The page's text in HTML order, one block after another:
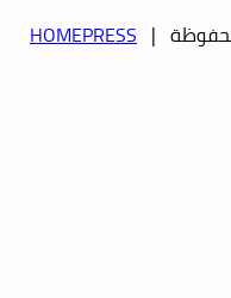
HOMEPRESS